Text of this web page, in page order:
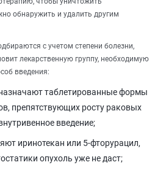
обнаружить и удалить другим
с учетом степени болезни,
лекарственную группу, необходимую
введения:
таблетированные формы
препятствующих росту раковых
введение;
иринотекан или 5-фторурацил,
опухоль уже не даст;